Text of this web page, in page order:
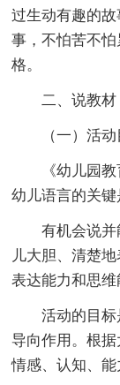
过生动有趣的
事，不怕苦不
格。
二、说教材
（一）活
《幼儿园
幼儿语言的关
有机会说
儿大胆、清楚
表达能力和思维
活动的目
导向作用。根
情感、认知、